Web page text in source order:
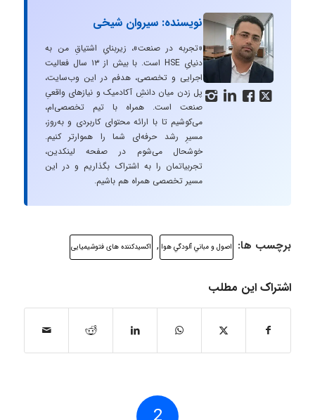
   
نویسنده: سیروان شیخی
«تجربه در صنعت»، زیربنایِ اشتیاقِ من به
دنیایِ HSE است. با بیش از ۱۳ سال فعالیت
اجرایی و تخصصی، هدفم در این وب‌سایت،
پل زدن میان دانشِ آکادمیک و نیازهای واقعیِ
صنعت است. همراه با تیم تخصصی‌ام،
می‌کوشیم تا با ارائه محتوای کاربردی و به‌روز،
مسیرِ رشد حرفه‌ای شما را هموارتر کنیم.
خوشحال می‌شوم در صفحه لینکدین،
تجربیاتمان را به اشتراک بگذاریم و در این
مسیر تخصصی همراه هم باشیم.
برچسب ها: اصول و مباني آلودگي هوا , اکسیدکننده های فتوشیمیایی
اشتراک این مطلب